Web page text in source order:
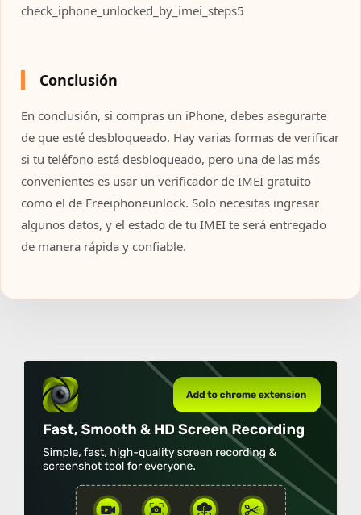
check_iphone_unlocked_by_imei_steps5
Conclusión
En conclusión, si compras un iPhone, debes asegurarte
de que esté desbloqueado. Hay varias formas de verificar
si tu teléfono está desbloqueado, pero una de las más
convenientes es usar un verificador de IMEI gratuito
como el de Freeiphoneunlock. Solo necesitas ingresar
algunos datos, y el estado de tu IMEI te será entregado
de manera rápida y confiable.